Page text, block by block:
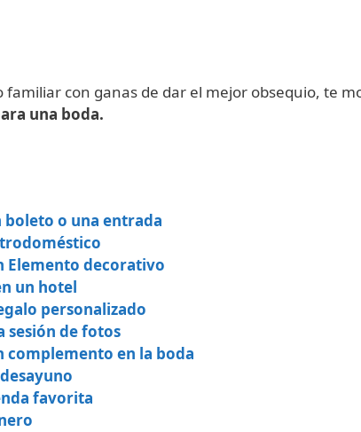
familiar con ganas de dar el mejor obsequio, te
una boda.
boleto o una entrada
Elemento decorativo
un hotel
personalizado
sesión de fotos
complemento en la boda
favorita